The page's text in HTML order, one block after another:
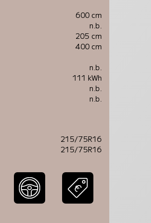
600 cm
n.b.
205 cm
400 cm
n.b.
111 kWh
n.b.
n.b.
215/75R16
215/75R16